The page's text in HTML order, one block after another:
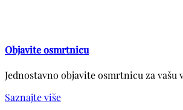
Objavite osmrtnicu
Jednostavno objavite osmrtnicu za vašu
Saznajte više